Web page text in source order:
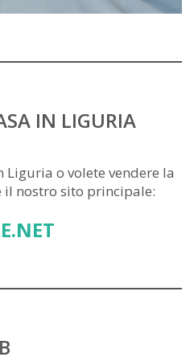
IN LIGURIA
Liguria o volete vendere la
nostro sito principale: